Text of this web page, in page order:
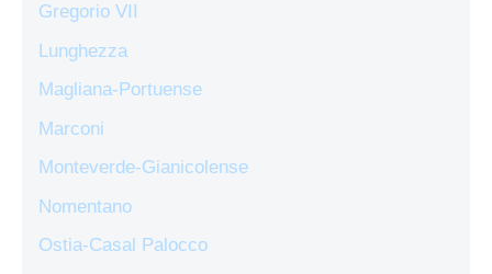
Gregorio VII
Lunghezza
Magliana-Portuense
Marconi
Monteverde-Gianicolense
Nomentano
Ostia-Casal Palocco